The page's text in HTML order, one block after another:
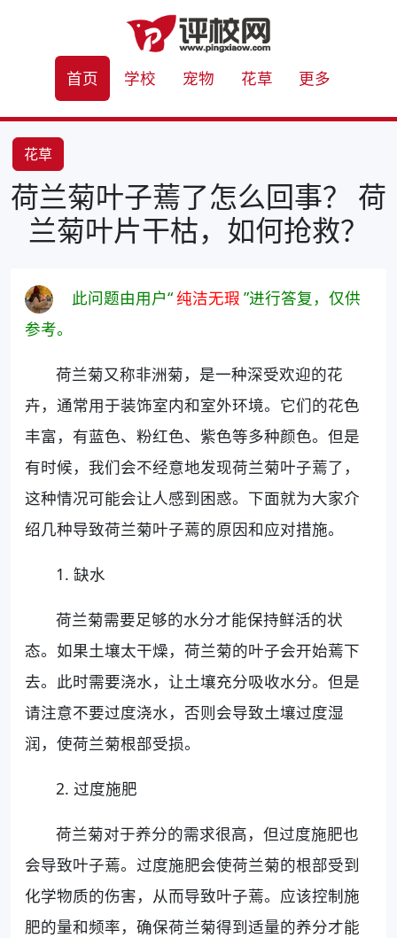
首页 学校 宠物 花草 更多
花草
荷兰菊叶子蔫了怎么回事？ 荷
兰菊叶片干枯，如何抢救？
此问题由用户“纯洁无瑕 ”进行答复，仅供
参考。
荷兰菊又称非洲菊，是一种深受欢迎的花
卉，通常用于装饰室内和室外环境。它们的花色
丰富，有蓝色、粉红色、紫色等多种颜色。但是
有时候，我们会不经意地发现荷兰菊叶子蔫了，
这种情况可能会让人感到困惑。下面就为大家介
绍几种导致荷兰菊叶子蔫的原因和应对措施。
1. 缺水
荷兰菊需要足够的水分才能保持鲜活的状
态。如果土壤太干燥，荷兰菊的叶子会开始蔫下
去。此时需要浇水，让土壤充分吸收水分。但是
请注意不要过度浇水，否则会导致土壤过度湿
润，使荷兰菊根部受损。
2. 过度施肥
荷兰菊对于养分的需求很高，但过度施肥也
会导致叶子蔫。过度施肥会使荷兰菊的根部受到
化学物质的伤害，从而导致叶子蔫。应该控制施
肥的量和频率，确保荷兰菊得到适量的养分才能